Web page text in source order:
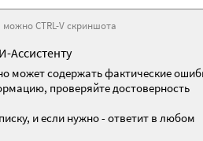
можно CTRL-V скриншота
Ассистенту
может содержать фактические
проверяйте достоверность
и если нужно - ответит в любом